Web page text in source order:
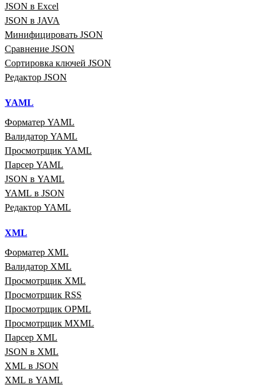
JSON в Excel
JSON в JAVA
Минифицировать JSON
Сравнение JSON
Сортировка ключей JSON
Редактор JSON
YAML
Форматер YAML
Валидатор YAML
Просмотрщик YAML
Парсер YAML
JSON в YAML
YAML в JSON
Редактор YAML
XML
Форматер XML
Валидатор XML
Просмотрщик XML
Просмотрщик RSS
Просмотрщик OPML
Просмотрщик MXML
Парсер XML
JSON в XML
XML в JSON
XML в YAML